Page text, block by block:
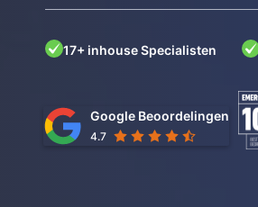
17+ inhouse Specialisten
Google Beoordelingen
4.7